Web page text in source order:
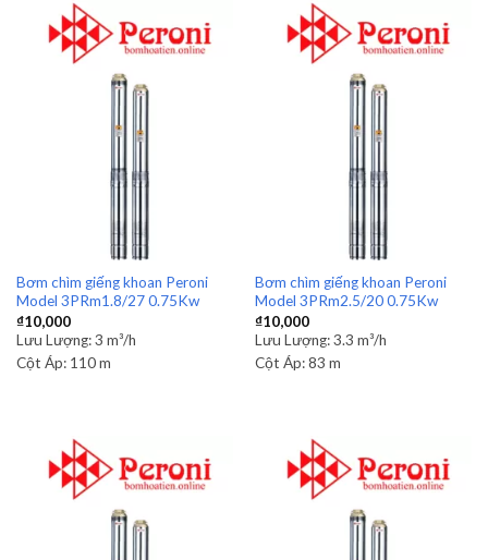
Bơm chìm giếng khoan Peroni
Model 3PRm1.8/27 0.75Kw
₫10,000
Lưu Lượng:3 m³/h
Cột Áp: 110 m
Bơm chìm giếng khoan Peroni
Model 3PRm2.5/20 0.75Kw
₫10,000
Lưu Lượng:3.3 m³/h
Cột Áp:83 m